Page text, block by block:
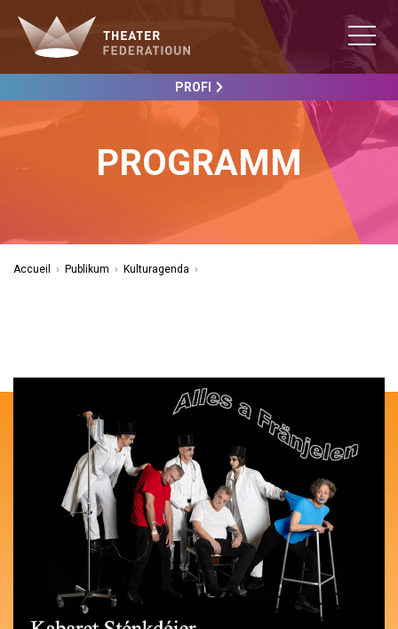
PROFI
PROGRAMM
Accueil › Publikum › Kulturagenda ›